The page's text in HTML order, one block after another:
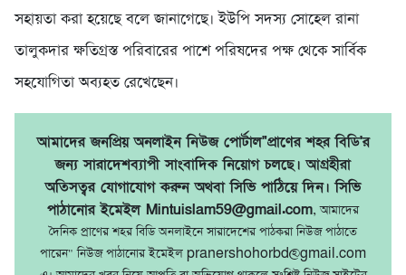
সহায়তা করা হয়েছে বলে জানাগেছে। ইউপি সদস্য সোহেল রানা
তালুকদার ক্ষতিগ্রস্ত পরিবারের পাশে পরিষদের পক্ষ থেকে সার্বিক
সহযোগিতা অব্যহত রেখেছেন।
আমাদের জনপ্রিয় অনলাইন নিউজ পোর্টাল"প্রাণের শহর বিডি'র
জন্য সারাদেশব্যাপী সাংবাদিক নিয়োগ চলছে। আগ্রহীরা
অতিসত্বর যোগাযোগ করুন অথবা সিভি পাঠিয়ে দিন। সিভি
পাঠানোর ইমেইল Mintuislam59@gmail.com, আমাদের
দৈনিক প্রাণের শহর বিডি অনলাইনে সারাদেশের পাঠকরা নিউজ পাঠাতে
পারেন" নিউজ পাঠানোর ইমেইল pranershohorbd@gmail.com